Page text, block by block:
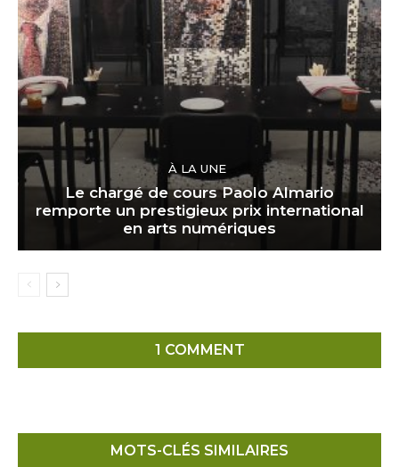
À LA UNE
Le chargé de cours Paolo Almario
remporte un prestigieux prix international
en arts numériques
1 COMMENT
MOTS-CLÉS SIMILAIRES